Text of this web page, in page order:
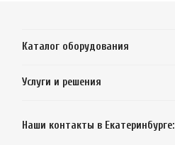
Каталог оборудования
Услуги и решения
Наши контакты в Екатеринбурге: